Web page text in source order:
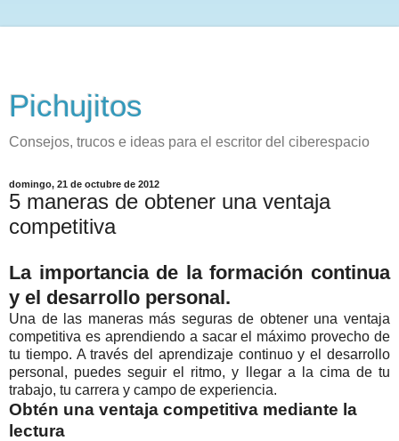
Pichujitos
Consejos, trucos e ideas para el escritor del ciberespacio
domingo, 21 de octubre de 2012
5 maneras de obtener una ventaja
competitiva
La importancia de la formación continua
y el desarrollo personal.
Una de las maneras más seguras de obtener una ventaja
competitiva es aprendiendo a sacar el máximo provecho de
tu tiempo. A través del aprendizaje continuo y el desarrollo
personal, puedes seguir el ritmo, y llegar a la cima de tu
trabajo, tu carrera y campo de experiencia.
Obtén una ventaja competitiva mediante la
lectura